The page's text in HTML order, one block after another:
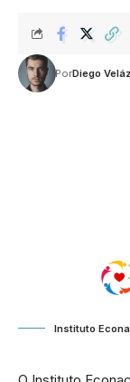
PorDiego
Instituto